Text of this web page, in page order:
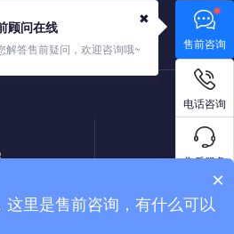
查看更多
售前咨询
顾问在线
解答售前疑问，欢迎咨询哦~
✖
电话咨询
售后服务
×
这里是售前咨询，有什么可以